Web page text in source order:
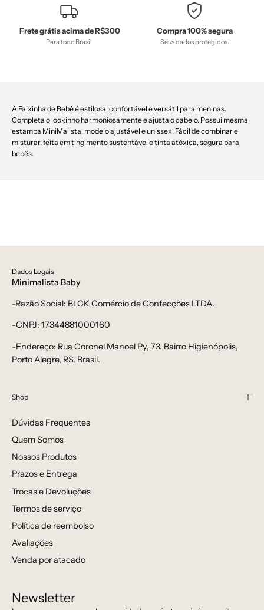
Frete grátis acima de R$300
Para todo Brasil.
Compra 100% segura
Seus dados protegidos.
A Faixinha de Bebê é estilosa, confortável e versátil para meninas.
Completa o lookinho harmoniosamente e ajusta o cabelo. Possui mesma
estampa MiniMalista, modelo ajustável e unissex. Fácil de combinar e
misturar, feita em tingimento sustentável e tinta atóxica, segura para
bebês.
Dados Legais
Minimalista Baby
-Razão Social: BLCK Comércio de Confecções LTDA.
-CNPJ: 17344881000160
-Endereço: Rua Coronel Manoel Py, 73. Bairro Higienópolis,
Porto Alegre, RS. Brasil.
Shop
Dúvidas Frequentes
Quem Somos
Nossos Produtos
Prazos e Entrega
Trocas e Devoluções
Termos de serviço
Política de reembolso
Avaliações
Venda por atacado
Newsletter